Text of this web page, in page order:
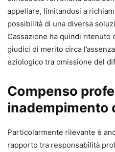
appellare, limitandosi a
possibilità di una diversa
Cassazione ha quindi ritenuto
giudici di merito circa
eziologico tra omissione del
Compenso
inadempimento
Particolarmente rilevante è
rapporto tra responsabilità